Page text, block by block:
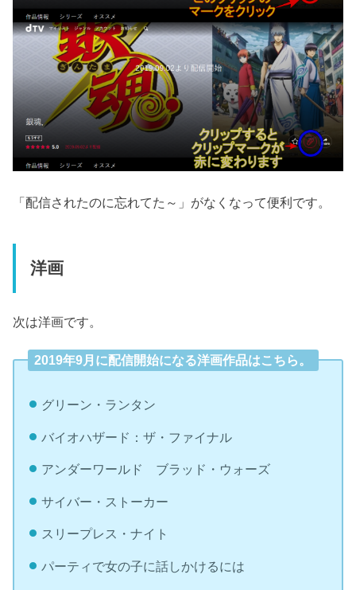
「配信されたのに忘れてた～」がなくなって便利です。
洋画
次は洋画です。
2019年9月に配信開始になる洋画作品はこちら。
グリーン・ランタン
バイオハザード：ザ・ファイナル
アンダーワールド ブラッド・ウォーズ
サイバー・ストーカー
スリープレス・ナイト
パーティで女の子に話しかけるには